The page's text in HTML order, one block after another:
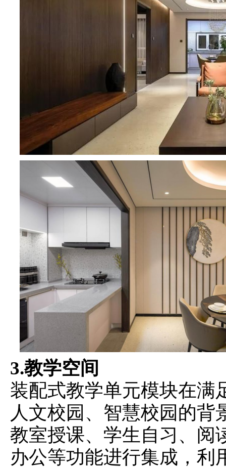
3.教学空间
装配式教学单元模块在满
人文校园、智慧校园的背
教室授课、学生自习、阅
办公等功能进行集成，利